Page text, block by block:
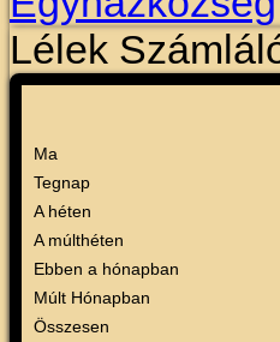
Lélek
Ma
Tegnap
A héten
A múlthéten
Ebben a hónapban
Múlt Hónapban
Összesen